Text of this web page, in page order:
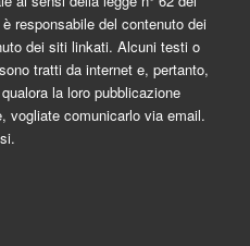
responsabile del contenuto dei
dei siti linkati. Alcuni testi o
tratti da internet e, pertanto,
la loro pubblicazione
vogliate comunicarlo via email.